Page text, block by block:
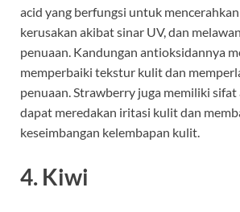
acid yang berfungsi untuk
kerusakan akibat sinar UV, dan
penuaan. Kandungan antioksidannya
memperbaiki tekstur kulit dan
penuaan. Strawberry juga memiliki
dapat meredakan iritasi kulit dan
keseimbangan kelembapan kulit.
4. Kiwi